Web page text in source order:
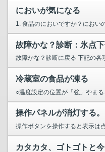
においが気になる
1. 食品のにおいですか？におい
故障かな？診断に戻る 下記の各
冷蔵室の食品が凍る
○温度設定の位置が「強」やまる
操作パネルが消灯する。
操作ボタンを操作すると表示は
カタカタ、ゴトゴトと